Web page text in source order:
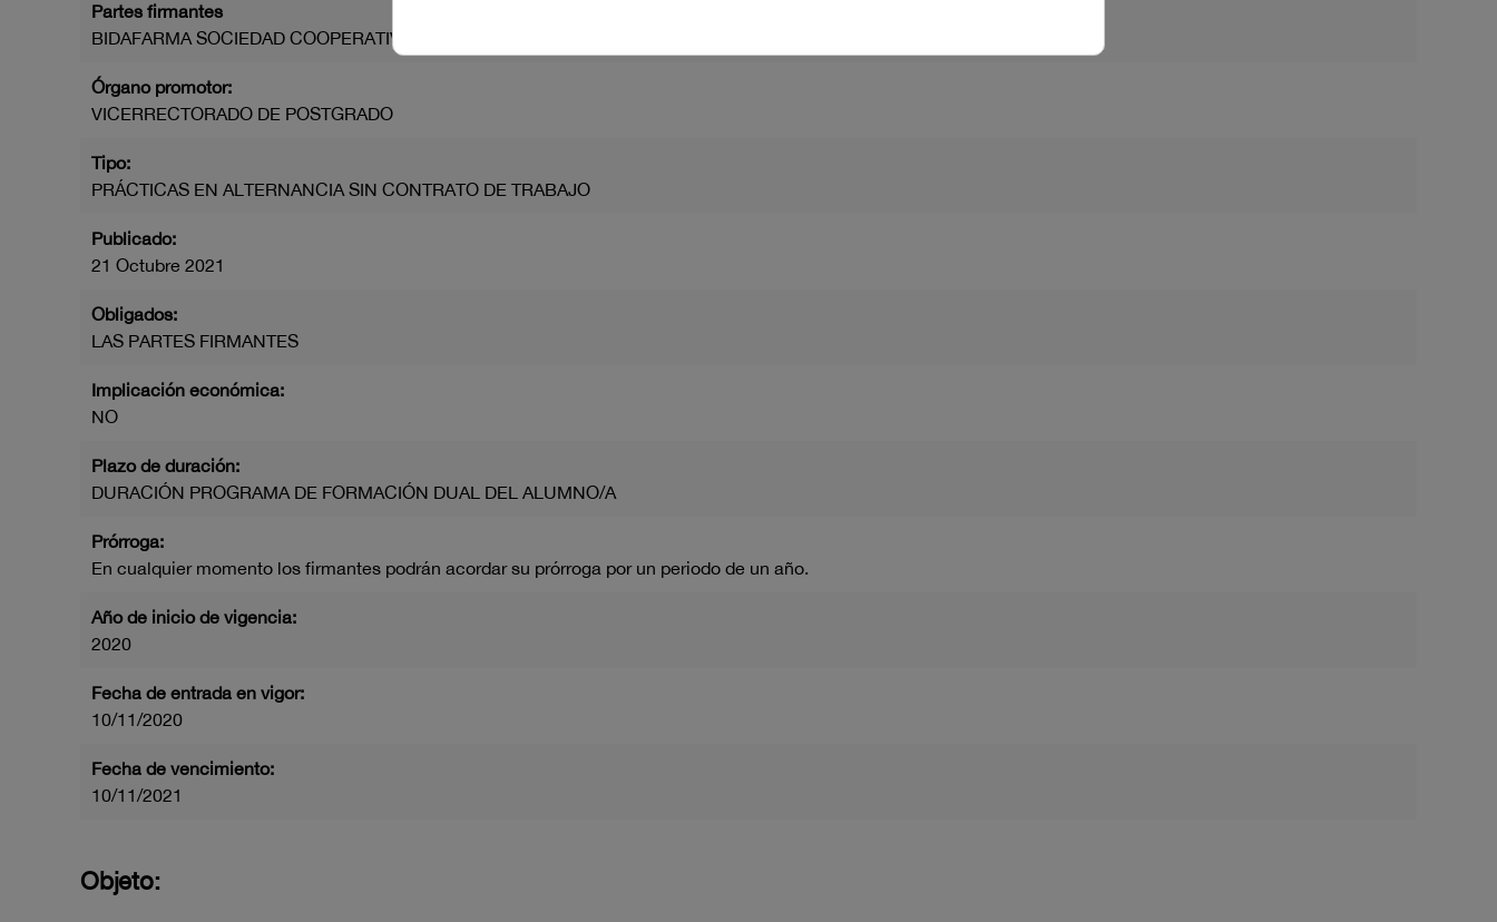
Partes firmantes
BIDAFARMA SOCIEDAD COOPERATIVA ANDALUZA
Órgano promotor:
VICERRECTORADO DE POSTGRADO
Tipo:
PRÁCTICAS EN ALTERNANCIA SIN CONTRATO DE TRABAJO
Publicado:
21 Octubre 2021
Obligados:
LAS PARTES FIRMANTES
Implicación económica:
NO
Plazo de duración:
DURACIÓN PROGRAMA DE FORMACIÓN DUAL DEL ALUMNO/A
Prórroga:
En cualquier momento los firmantes podrán acordar su prórroga por un periodo de un año.
Año de inicio de vigencia:
2020
Fecha de entrada en vigor:
10/11/2020
Fecha de vencimiento:
10/11/2021
Objeto: